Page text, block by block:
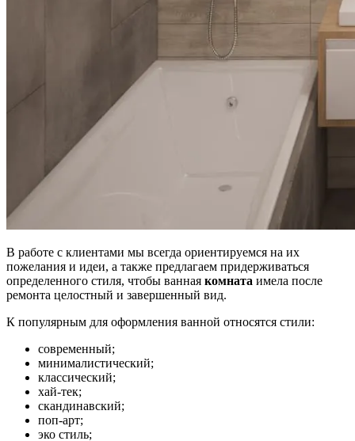
В работе с клиентами мы всегда ориентируемся на их
пожелания и идеи, а также предлагаем придерживаться
определенного стиля, чтобы ванная комната имела после
ремонта целостный и завершенный вид.
К популярным для оформления ванной относятся стили:
современный;
минималистический;
классический;
хай-тек;
скандинавский;
поп-арт;
эко стиль;